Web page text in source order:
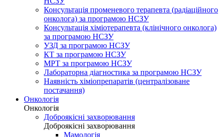
Консультація променевого терапевта (радіаційного
онколога) за програмою НСЗУ
Консультація хіміотерапевта (клінічного онколога)
за програмою НСЗУ
УЗД за програмою НСЗУ
КТ за програмою НСЗУ
МРТ за програмою НСЗУ
Лабораторна діагностика за програмою НСЗУ
Наявність хіміопрепаратів (централізоване
постачання)
Онкологія
Онкологія
Доброякісні захворювання
Доброякісні захворювання
Мамологія